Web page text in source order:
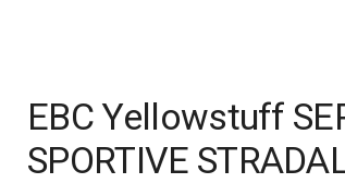
EBC Yellowstuff
SPORTIVE